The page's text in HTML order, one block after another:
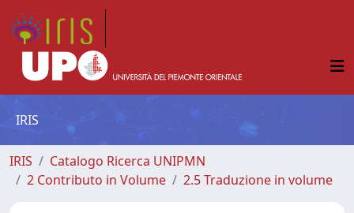
IRIS
IRIS
Catalogo Ricerca UNIPMN
2 Contributo in Volume
2.5 Traduzione in volume